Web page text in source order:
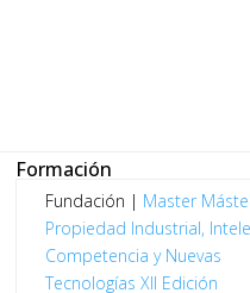
Formación
Fundación | Master
Propiedad Industrial,
Competencia y Nuevas
Tecnologías XII Edición